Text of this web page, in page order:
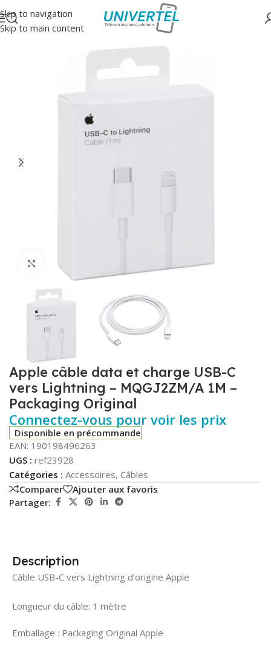
Skip to navigation
Skip to main content
Accueil/Accessoires
Click to enlarge
Apple câble data et charge USB-C
vers Lightning – MQGJ2ZM/A 1M –
Packaging Original
Connectez-vous pour voir les prix
Disponible en précommande
EAN: 190198496263
UGS : ref23928
Catégories : Accessoires, Câbles
Comparer
Ajouter aux favoris
Partager:
Description
Câble USB-C vers Lightning d’origine Apple
Longueur du câble: 1 mètre
Emballage : Packaging Original Apple